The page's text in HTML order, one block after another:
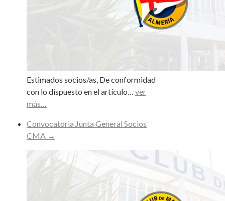
Estimados socios/as, De conformidad
con lo dispuesto en el artículo… ver
más…
Convocatoria Junta General Socios
CMA →